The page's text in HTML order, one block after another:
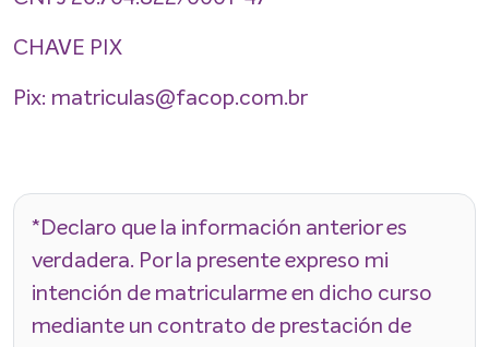
CHAVE PIX
Pix: matriculas@facop.com.br
*Declaro que la información anterior es
verdadera. Por la presente expreso mi
intención de matricularme en dicho curso
mediante un contrato de prestación de